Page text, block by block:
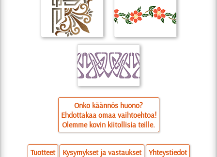
Onko käännös huono?
Ehdottakaa omaa vaihtoehtoa!
Olemme kovin kiitollisia teille.
Tuotteet Kysymykset ja vastaukset Yhteystiedot